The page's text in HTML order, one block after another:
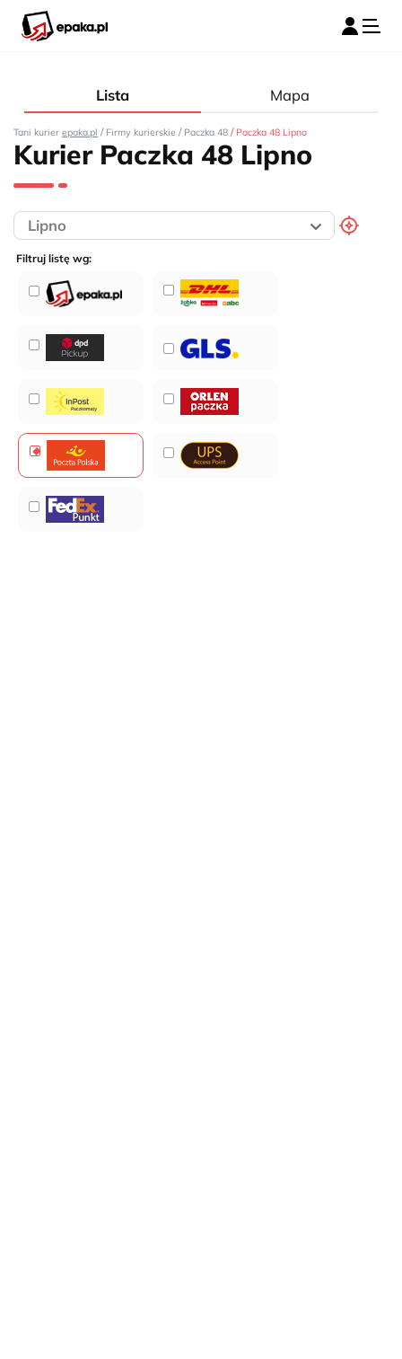
Lista Mapa
Tani kurier epaka.pl / Firmy kurierskie / Paczka 48 / Paczka 48 Lipno
Kurier Paczka 48 Lipno
Filtruj listę wg: